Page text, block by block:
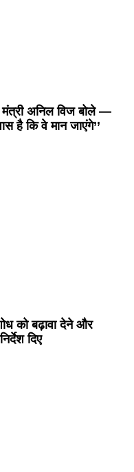
मंत्री अनिल विज बोले —
है कि वे मान जाएंगे’’
को बढ़ावा देने और
दिए